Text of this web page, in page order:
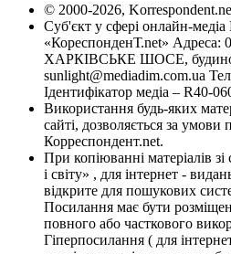
© 2000-2026,
Суб'єкт у сфері онлайн-
«КореспонденТ.net» Адреса:
ХАРКІВСЬКЕ ШОСЕ,
sunlight@mediadim.com.ua
Ідентифікатор медіа – R40-
Використання будь-яких
сайті, дозволяється за умови
Корреспондент.net.
При копіюванні матеріалів
і світу» , для інтернет -
відкрите для пошукових
Посилання має бути
повного або часткового
Гіперпосилання ( для